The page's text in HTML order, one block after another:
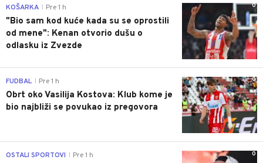
0
KOŠARKA Pre 1 h
"Bio sam kod kuće kada su se oprostili
od mene": Kenan otvorio dušu o
odlasku iz Zvezde
0
FUDBAL Pre 1 h
Obrt oko Vasilija Kostova: Klub kome je
bio najbliži se povukao iz pregovora
0
OSTALI SPORTOVI Pre 1 h